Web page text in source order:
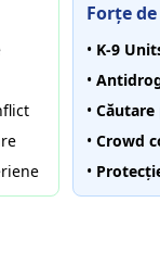
Forțe
• K-9
•
•Căutare
•Crowd
•